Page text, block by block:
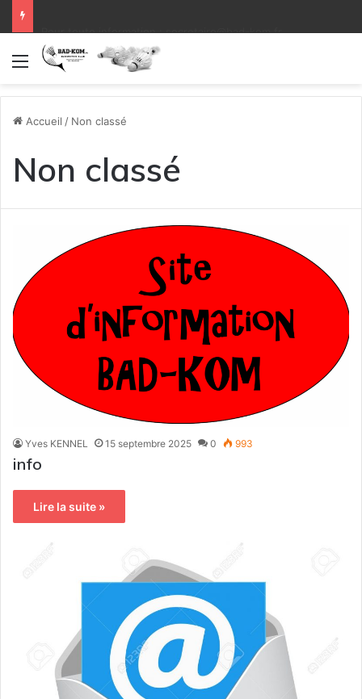
Menu
Accueil / Non classé
Non classé
Yves KENNEL 15 septembre 2025 0 993
info
Lire la suite »